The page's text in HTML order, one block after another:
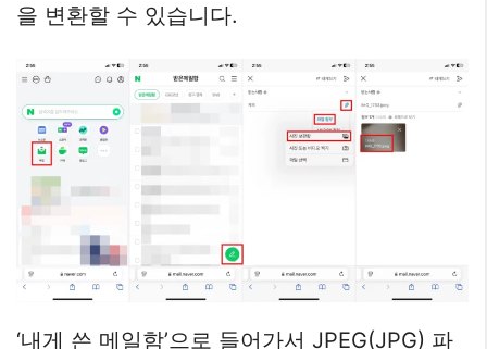
을 변환할 수 있습니다.
‘내게 쓴 메일함’으로 들어가서 JPEG(JPG) 파